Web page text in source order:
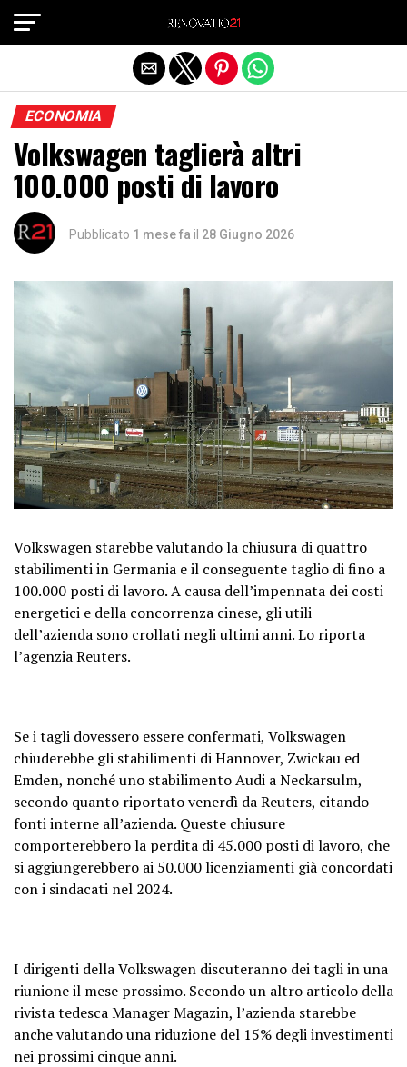
ECONOMIA
Volkswagen taglierà altri
100.000 posti di lavoro
Pubblicato 1 mese fa il 28 Giugno 2026
Volkswagen starebbe valutando la chiusura di quattro
stabilimenti in Germania e il conseguente taglio di fino a
100.000 posti di lavoro. A causa dell’impennata dei costi
energetici e della concorrenza cinese, gli utili
dell’azienda sono crollati negli ultimi anni. Lo riporta
l’agenzia Reuters.
Se i tagli dovessero essere confermati, Volkswagen
chiuderebbe gli stabilimenti di Hannover, Zwickau ed
Emden, nonché uno stabilimento Audi a Neckarsulm,
secondo quanto riportato venerdì da Reuters, citando
fonti interne all’azienda. Queste chiusure
comporterebbero la perdita di 45.000 posti di lavoro, che
si aggiungerebbero ai 50.000 licenziamenti già concordati
con i sindacati nel 2024.
I dirigenti della Volkswagen discuteranno dei tagli in una
riunione il mese prossimo. Secondo un altro articolo della
rivista tedesca Manager Magazin, l’azienda starebbe
anche valutando una riduzione del 15% degli investimenti
nei prossimi cinque anni.
Exit mobile version